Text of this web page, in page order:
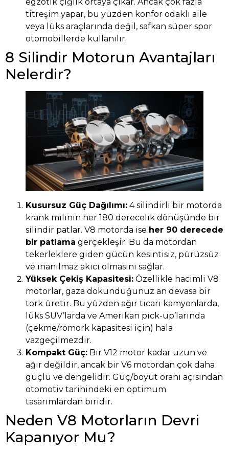
titreşim yapar, bu yüzden konfor odaklı aile
veya lüks araçlarında değil, safkan süper spor
otomobillerde kullanılır.
8 Silindir Motorun Avantajları
Nelerdir?
Kusursuz Güç Dağılımı: 4 silindirli bir motorda
krank milinin her 180 derecelik dönüşünde bir
silindir patlar. V8 motorda ise her 90 derecede
bir patlama gerçekleşir. Bu da motordan
tekerleklere giden gücün kesintisiz, pürüzsüz
ve inanılmaz akıcı olmasını sağlar.
Yüksek Çekiş Kapasitesi: Özellikle hacimli V8
motorlar, gaza dokunduğunuz an devasa bir
tork üretir. Bu yüzden ağır ticari kamyonlarda,
lüks SUV’larda ve Amerikan pick-up’larında
(çekme/römork kapasitesi için) hala
vazgeçilmezdir.
Kompakt Güç: Bir V12 motor kadar uzun ve
ağır değildir, ancak bir V6 motordan çok daha
güçlü ve dengelidir. Güç/boyut oranı açısından
otomotiv tarihindeki en optimum
tasarımlardan biridir.
Neden V8 Motorların Devri
Kapanıyor Mu?